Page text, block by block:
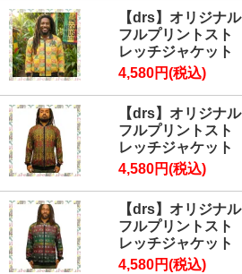
【drs】オリジナル
フルプリントスト
レッチジャケット
4,580円(税込)
【drs】オリジナル
フルプリントスト
レッチジャケット
4,580円(税込)
【drs】オリジナル
フルプリントスト
レッチジャケット
4,580円(税込)